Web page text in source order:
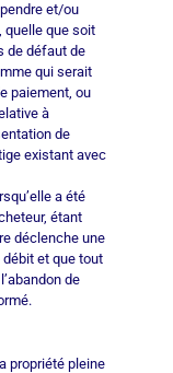
et/ou
quelle que soit
de défaut de
qui serait
paiement, ou
à
de
existant avec
a été
étant
déclenche une
et que tout
de
propriété pleine